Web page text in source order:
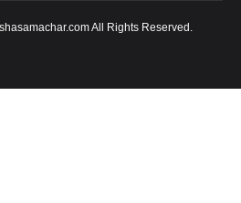
All Rights Reserved.